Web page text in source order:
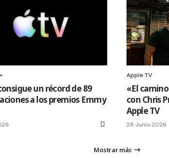
un récord de 89
a los premios Emmy
Apple TV
«El
con Chris
Apple TV
28 Junio 2026
Mostrar más